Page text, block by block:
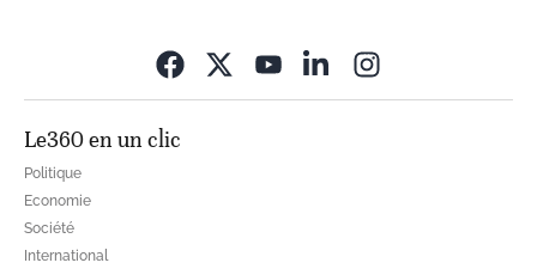
Le360 en un clic
Politique
Economie
Société
International